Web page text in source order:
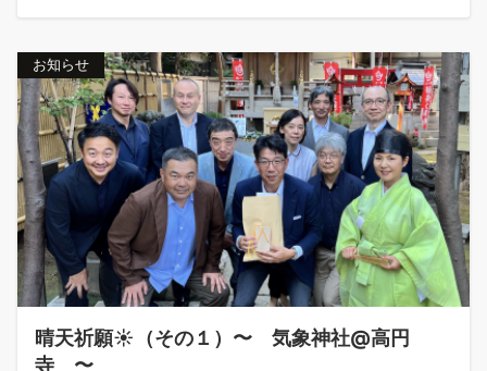
お知らせ
晴天祈願☀️（その１）〜 気象神社@高円
寺 〜